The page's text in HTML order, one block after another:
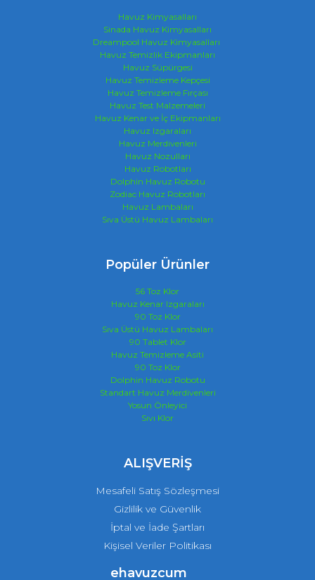
Havuz Kimyasalları
Sinada Havuz Kimyasalları
Dreampool Havuz Kimyasalları
Havuz Temizlik Ekipmanları
Havuz Süpürgesi
Havuz Temizleme Kepçesi
Havuz Temizleme Fırçası
Havuz Test Malzemeleri
Havuz Kenar ve İç Ekipmanları
Havuz Izgaraları
Havuz Merdivenleri
Havuz Nozulları
Havuz Robotları
Dolphin Havuz Robotu
Zodiac Havuz Robotları
Havuz Lambaları
Sıva Üstü Havuz Lambaları
Popüler Ürünler
56 Toz Klor
Havuz Kenar Izgaraları
90 Toz Klor
Sıva Üstü Havuz Lambaları
90 Tablet Klor
Havuz Temizleme Asiti
90 Toz Klor
Dolphin Havuz Robotu
Standart Havuz Merdivenleri
Yosun Önleyici
Sıvı Klor
ALIŞVERİŞ
Mesafeli Satış Sözleşmesi
Gizlilik ve Güvenlik
İptal ve İade Şartları
Kişisel Veriler Politikası
ehavuzcum